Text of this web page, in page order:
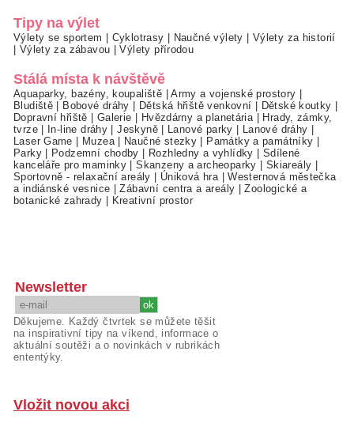
Tipy na výlet
Výlety se sportem Cyklotrasy Naučné výlety
Výlety za historií
Výlety za zábavou |Výlety přírodou
Stálá místa k návštěvě
Aquaparky, bazény, koupaliště |Army a vojenské prostory
Bludiště
Bobové dráhy Dětská hřiště venkovní Dětské koutky
Dopravní hřiště
Galerie Hvězdárny a planetária
Hrady, zámky,
tvrze| In-line dráhy |Jeskyně| Lanové parky Lanové dráhy
Laser Game
Muzea| Naučné stezky Památky a památníky
Parky| Podzemní chodby Rozhledny a vyhlídky
Sdílené
kanceláře pro maminky |Skanzeny a archeoparky Skiareály
Sportovně - relaxační areály
Úniková hra |Westernová městečka
a indiánské vesnice |Zábavní centra a areály |Zoologické a
botanické zahrady
Kreativní prostor
Newsletter
Děkujeme. Každý čtvrtek se můžete těšit
na inspirativní tipy na víkend, informace o
aktuální soutěži a o novinkách v rubrikách
ententýky.
Vložit novou akci